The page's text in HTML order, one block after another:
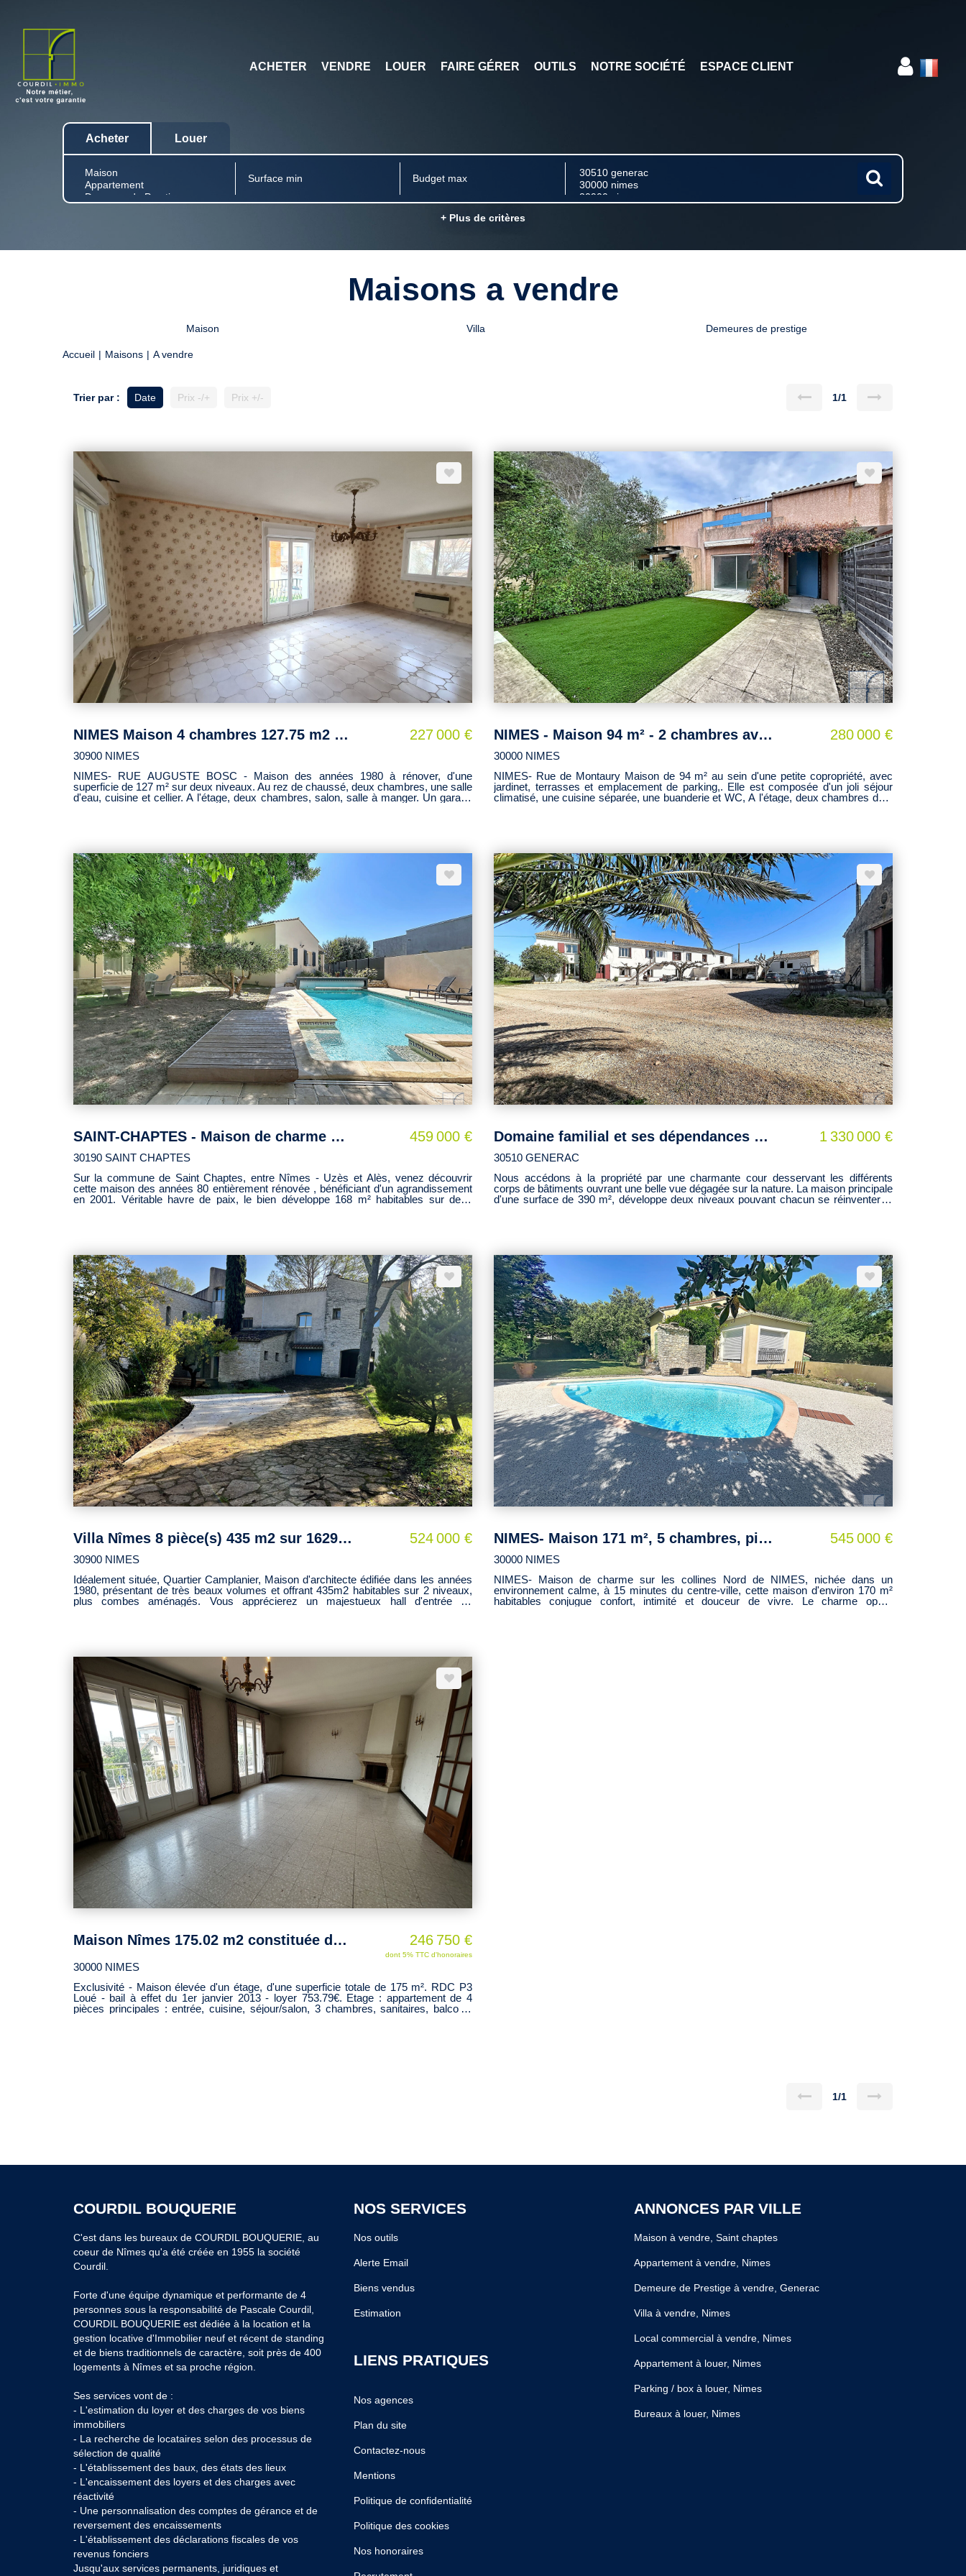
ACHETER VENDRE LOUER FAIRE GÉRER OUTILS NOTRE SOCIÉTÉ ESPACE CLIENT
Acheter Louer
+ Plus de critères
Maisons a vendre
Maison Villa Demeures de prestige
Accueil Maisons A vendre
Trier par : Date Prix -/+ Prix +/- 1/1
NIMES Maison 4 chambres 127.75 m2 - Proche Jean Jaurès 227 000 €
30900 NIMES
NIMES- RUE AUGUSTE BOSC - Maison des années 1980 à rénover, d'une
superficie de 127 m² sur deux niveaux. Au rez de chaussé, deux chambres, une salle
d'eau, cuisine et cellier. A l'étage, deux chambres, salon, salle à manger. Un garage
NIMES - Maison 94 m² - 2 chambres avec parking Secteur MONTAURY 280 000 €
30000 NIMES
NIMES- Rue de Montaury Maison de 94 m² au sein d'une petite copropriété, avec
jardinet, terrasses et emplacement de parking,. Elle est composée d'un joli séjour
climatisé, une cuisine séparée, une buanderie et WC, A l'étage, deux chambres dont
SAINT-CHAPTES - Maison de charme 168 m² avec piscine -4 chambres 459 000 €
30190 SAINT CHAPTES
Sur la commune de Saint Chaptes, entre Nîmes - Uzès et Alès, venez découvrir
cette maison des années 80 entièrement rénovée , bénéficiant d'un agrandissement
en 2001. Véritable havre de paix, le bien développe 168 m² habitables sur deux
est dédié à trois chambres avec sanitaires. À l'extérieur le jardin, soigneusement
aménagé ,accueille une piscine et terrasses, invitant à la flânerie et à créer des
moments de partages. Ecole, services médicaux et commercialité à proximité à pied.
Mandat n° 15575 hcv - DPE Informations sur risques auxquels ce bien est exposé
disponibles sur le site Géorisques : www.georiques.gouv.fr
Domaine familial et ses dépendances à Générac 1 330 000 €
30510 GENERAC
Nous accédons à la propriété par une charmante cour desservant les différents
corps de bâtiments ouvrant une belle vue dégagée sur la nature. La maison principale
d'une surface de 390 m², développe deux niveaux pouvant chacun se réinventer et
une salle à manger. L'habitation principal propose cinq chambres et deux salles
d'eau, à la touche provençale. Une partie à l'étage d'une surface totale de 90 m2, est
à rénover. Les espaces généreux permettent d'envisager la création d'un gîte, de
logements indépendants. L'ancienne cave en pierre, à usage d'atelier et de stockage,
viennent parfaire cet ensemble et renforcent le caractère authentique de la propriété.
À l'extérieur, la propriété s'inscrit dans un écrin de plus de douze hectares,
actuellement en partie agricole. Entre propriété de caractère, projet d'accueil ou
adresse confidentielle en Provence, ce mas singulier incarne l'esprit des lieux
atypiques où authenticité, potentiel et art de vivre se rencontrent. La propriété se
trouve à seulement une vingtaine de minutes de Nîmes, à 30 minutes du bord de
mer. Mandat 15572
Villa Nîmes 8 pièce(s) 435 m2 sur 1629 m2 de terrain 524 000 €
30900 NIMES
Idéalement située, Quartier Camplanier, Maison d'architecte édifiée dans les années
1980, présentant de très beaux volumes et offrant 435m2 habitables sur 2 niveaux,
plus combes aménagés. Vous apprécierez un majestueux hall d'entrée se
bien est exposé sont disponibles sur le site géorisques :
https://www.georisques.gouv.fr
NIMES- Maison 171 m², 5 chambres, piscine et dépendances 545 000 €
30000 NIMES
NIMES- Maison de charme sur les collines Nord de NIMES, nichée dans un
environnement calme, à 15 minutes du centre-ville, cette maison d'environ 170 m²
habitables conjugue confort, intimité et douceur de vivre. Le charme opère
Maison Nîmes 175.02 m2 constituée de 2 Appts - Garage - sur 465m2 de jardin clos 246 750 €
dont 5% TTC d'honoraires
30000 NIMES
Exclusivité - Maison élevée d'un étage, d'une superficie totale de 175 m². RDC P3
Loué - bail à effet du 1er janvier 2013 - loyer 753.79€. Etage : appartement de 4
pièces principales : entrée, cuisine, séjour/salon, 3 chambres, sanitaires, balcon :
1/1
COURDIL BOUQUERIE
C'est dans les bureaux de COURDIL BOUQUERIE, au
coeur de Nîmes qu'a été créée en 1955 la société
Courdil.
Forte d'une équipe dynamique et performante de 4
personnes sous la responsabilité de Pascale Courdil,
COURDIL BOUQUERIE est dédiée à la location et la
gestion locative d'Immobilier neuf et récent de standing
et de biens traditionnels de caractère, soit près de 400
logements à Nîmes et sa proche région.
Ses services vont de :
- L'estimation du loyer et des charges de vos biens
immobiliers
- La recherche de locataires selon des processus de
sélection de qualité
- L'établissement des baux, des états des lieux
- L'encaissement des loyers et des charges avec
réactivité
- Une personnalisation des comptes de gérance et de
reversement des encaissements
- L'établissement des déclarations fiscales de vos
revenus fonciers
Jusqu'aux services permanents, juridiques et
NOS SERVICES
Nos outils
Alerte Email
Biens vendus
Estimation
LIENS PRATIQUES
Nos agences
Plan du site
Contactez-nous
Mentions
Politique de confidentialité
Politique des cookies
Nos honoraires
ANNONCES PAR VILLE
Maison à vendre, Saint chaptes
Appartement à vendre, Nimes
Demeure de Prestige à vendre, Generac
Villa à vendre, Nimes
Local commercial à vendre, Nimes
Appartement à louer, Nimes
Parking / box à louer, Nimes
Bureaux à louer, Nimes